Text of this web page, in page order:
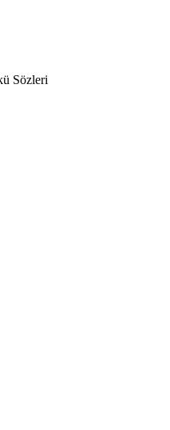
Sözleri